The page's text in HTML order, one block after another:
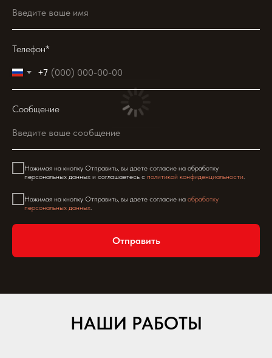
Телефон*
+7
Сообщение
Нажимая на кнопку Отправить, вы даете согласие на обработку
персональных данных и соглашаетесь c политикой конфиденциальности.
Нажимая на кнопку Отправить, вы даете согласие на обработку
персональных данных
Отправить
НАШИ РАБОТЫ